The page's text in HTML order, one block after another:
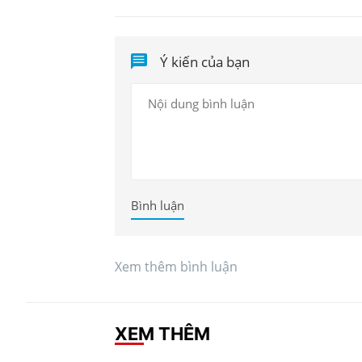
Ý kiến của bạn
Bình luận
Xem thêm bình luận
XEM THÊM